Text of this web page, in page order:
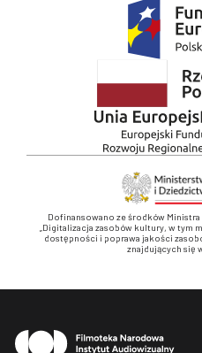
Dofinansowano ze środków
„Digitalizacja zasobów kultury, w tym
dostępności i poprawa jakości
znajdujących się